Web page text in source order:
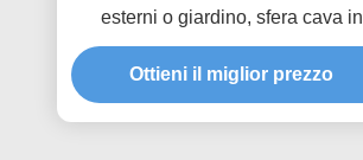
esterni o giardino, sfera cava in
acciaio Corten
Ottieni il miglior prezzo